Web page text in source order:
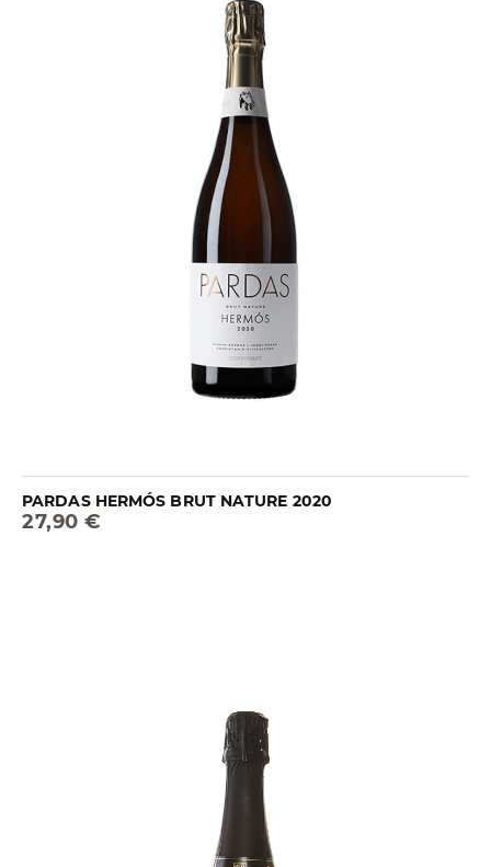
PARDAS HERMÓS BRUT NATURE 2020
27,90 €